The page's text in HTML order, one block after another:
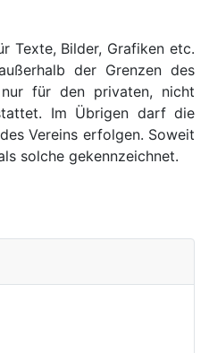
Texte, Bilder, Grafiken etc.
der Grenzen des
für den privaten, nicht
Im Übrigen darf die
Vereins erfolgen. Soweit
solche gekennzeichnet.